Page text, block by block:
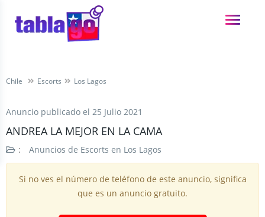
Chile Escorts Los Lagos
Anuncio publicado el 25 Julio 2021
ANDREA LA MEJOR EN LA CAMA
: Anuncios de Escorts en Los Lagos
Si no ves el número de teléfono de este anuncio, significa
que es un anuncio gratuito.